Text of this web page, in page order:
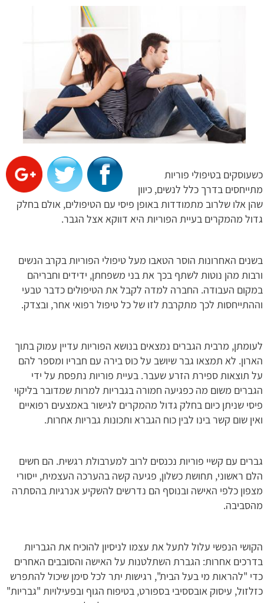
כשעוסקים בטיפולי פוריות
מתייחסים בדרך כלל לנשים, כיוון
שהן אלו שלרוב מתמודדות באופן פיסי עם הטיפולים, אולם בחלק
גדול מהמקרים בעיית הפוריות היא דווקא אצל הגבר.
בשנים האחרונות הוסר הטאבו מעל טיפולי הפוריות בקרב הנשים
ורבות מהן נוטות לשתף בכך את בני משפחתן, ידידים וחבריהם
במקום העבודה. החברה למדה לקבל את הטיפולים כדבר טבעי
וההתייחסות לכך מתקרבת לזו של כל טיפול רפואי אחר, ובצדק.
לעומתן, מרבית הגברים נמצאים בנושא הפוריות עדיין עמוק בתוך
הארון. לא תמצאו גבר שיושב על כוס בירה עם חבריו ומספר להם
על תוצאות ספירת הזרע שעבר. בעיית פוריות נתפסת על ידי
הגברים משום מה כפגיעה חמורה בגבריות למרות שמדובר בליקוי
פיסי שניתן כיום בחלק גדול מהמקרים לגישור באמצעים רפואיים
ואין שום קשר בינו לבין כוח הגברא ותכונות גבריות אחרות.
גברים עם קשיי פוריות נכנסים לרוב למערבולת רגשית. הם חשים
הלם ראשוני, תחושת כשלון, פגיעה קשה בהערכה העצמית, ייסורי
מצפון כלפי האישה ובנוסף הם נדרשים להשקיע אנרגיות בהסתרה
מהסביבה.
הקושי הנפשי עלול לתעל את עצמו לניסיון להוכיח את הגבריות
בדרכים אחרות: הגברת השתלטנות על האישה והסובבים האחרים
כדי "להראות מי בעל הבית", רגישות יתר לכל סימן שיכול להתפרש
כזלזול, עיסוק אובססיבי בספורט, בטיפוח הגוף ובפעילויות "גבריות"